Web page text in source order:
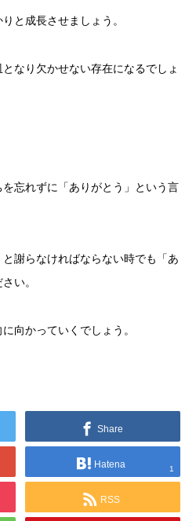
と成長させましょう。
なり欠かせない存在になるでしょ
忘れずに「ありがとう」という言
謝らなければならない時でも「あ
い。
向かっていくでしょう。
Share
Hatena 1
RSS